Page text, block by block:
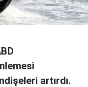
artırdı.